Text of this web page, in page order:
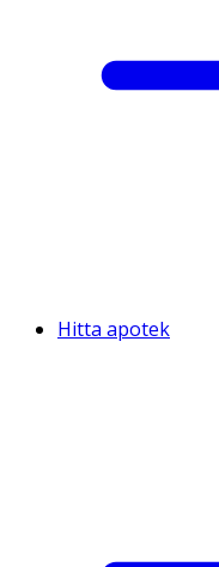
Hitta apotek